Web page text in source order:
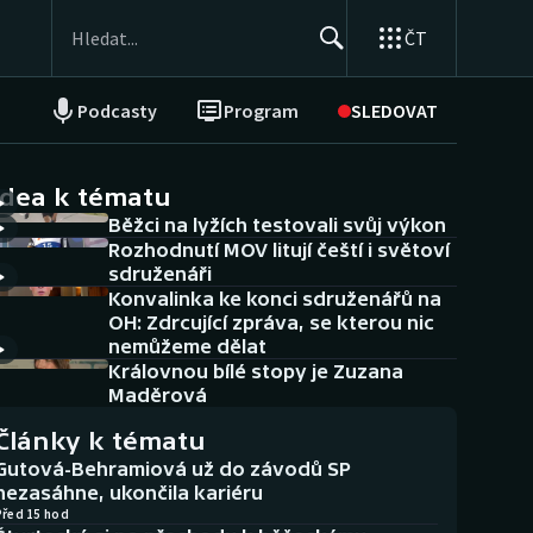
ČT
Podcasty Program SLEDOVAT
NEPŘEHLÉDNĚTE
Historické návraty
Aplikace ČT sport
AZ kvíz
k tématu
Běžci na lyžích testovali svůj výkon
Rozhodnutí MOV litují čeští i světoví
sdruženáři
Konvalinka ke konci sdruženářů na
OH: Zdrcující zpráva, se kterou nic
nemůžeme dělat
Královnou bílé stopy je Zuzana
Maděrová
k tématu
Behramiová už do závodů SP
ukončila kariéru
15 hod